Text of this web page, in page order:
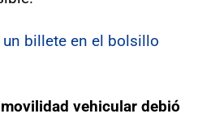
un billete en el bolsillo
movilidad vehicular debió